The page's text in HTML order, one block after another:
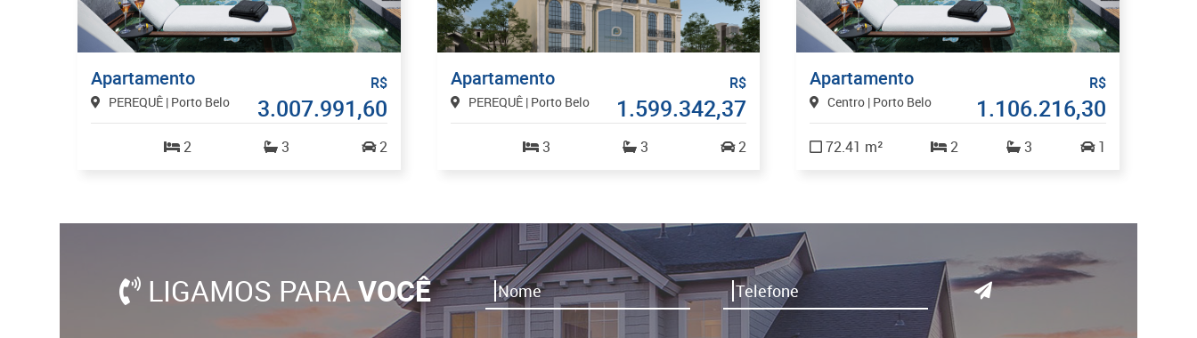
Apartamento
PEREQUÊ | Porto Belo
R$
3.007.991,60
2 3 2
Apartamento
PEREQUÊ | Porto Belo
R$
1.599.342,37
3 3 2
Apartamento
Centro | Porto Belo
R$
1.106.216,30
72.41 m² 2 3 1
LIGAMOS PARAVOCÊ